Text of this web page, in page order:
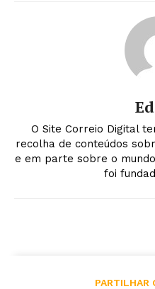
O Site Correio Digital
recolha de conteúdos
e em parte sobre o
foi
PARTILHAR